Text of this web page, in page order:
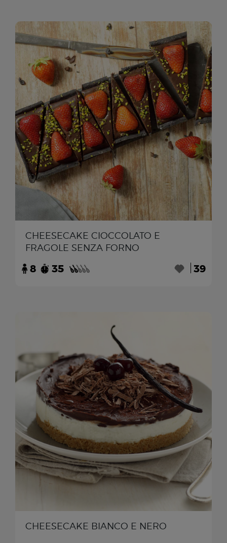
CHEESECAKE CIOCCOLATO E
FRAGOLE SENZA FORNO
8 35 39
CHEESECAKE BIANCO E NERO